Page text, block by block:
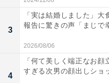
3
「実は結婚しました」
報告に驚きの声「まじで
2026/08/06
4
「何て美しく端正なお
すぎる次男の顔出しショ